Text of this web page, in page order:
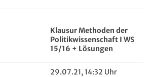
Klausur Methoden der
Politikwissenschaft I WS
15/16 + Lösungen
29.07.21, 14:32 Uhr